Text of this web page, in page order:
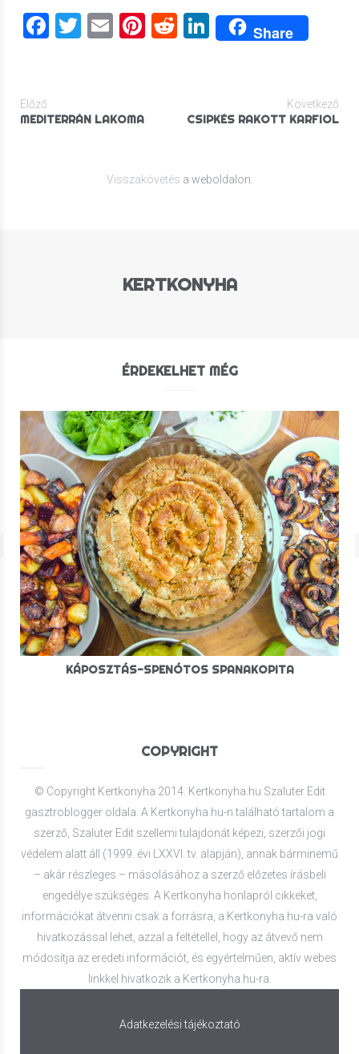
Facebook
Twitter
EmailPinterest
Reddit
LinkedIn
Share
Előző
MEDITERRÁN LAKOMA
Következő
CSIPKÉS RAKOTT KARFIOL
Visszakövetés a weboldalon.
KERTKONYHA
ÉRDEKELHET MÉG
KÁPOSZTÁS-SPENÓTOS SPANAKOPITA
COPYRIGHT
© Copyright Kertkonyha 2014. Kertkonyha.hu Szaluter Edit
gasztroblogger oldala. A Kertkonyha.hu-n található tartalom a
szerző, Szaluter Edit szellemi tulajdonát képezi, szerzői jogi
védelem alatt áll (1999. évi LXXVI. tv. alapján), annak bárminemű
– akár részleges – másolásához a szerző előzetes írásbeli
engedélye szükséges. A Kertkonyha honlapról cikkeket,
információkat átvenni csak a forrásra, a Kertkonyha.hu-ra való
hivatkozással lehet, azzal a feltétellel, hogy az átvevő nem
módosítja az eredeti információt, és egyértelműen, aktív webes
linkkel hivatkozik a Kertkonyha.hu-ra.
Adatkezelési tájékoztató